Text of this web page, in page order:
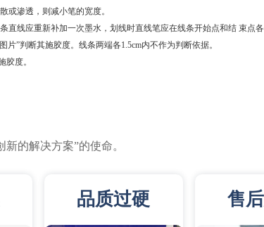
或渗透，则减小笔的宽度。
直线应重新补加一次墨水，划线时直线笔应在线条开始点和结 束点
”判断其施胶度。线条两端各1.5cm内不作为判断依据。
度。
的解决方案”的使命。
品质过硬 售